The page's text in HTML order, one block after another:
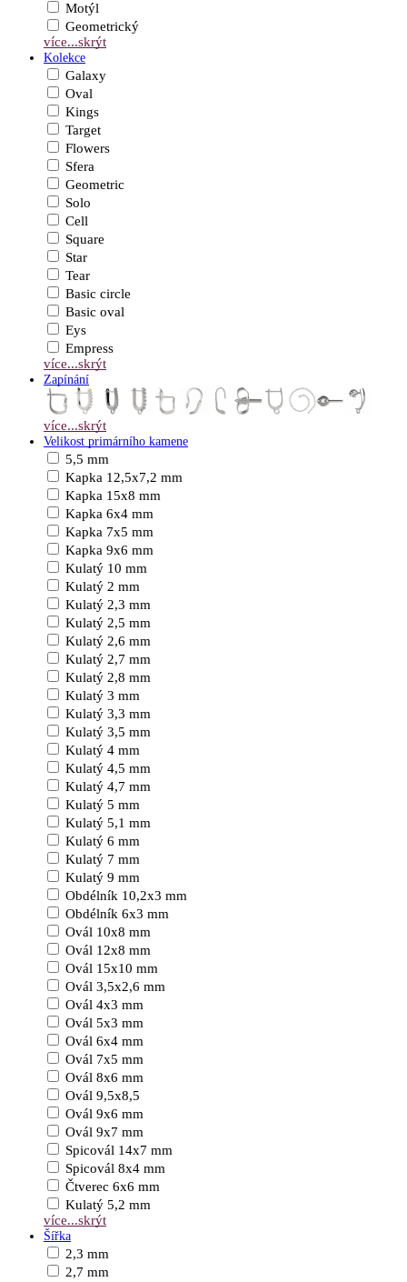
Motýl
Geometrický
více...skrýt
Kolekce
Galaxy
Oval
Kings
Target
Flowers
Sfera
Geometric
Solo
Cell
Square
Star
Tear
Basic circle
Basic oval
Eys
Empress
více...skrýt
Zapínání
více...skrýt
Velikost primárního kamene
5,5 mm
Kapka 12,5x7,2 mm
Kapka 15x8 mm
Kapka 6x4 mm
Kapka 7x5 mm
Kapka 9x6 mm
Kulatý 10 mm
Kulatý 2 mm
Kulatý 2,3 mm
Kulatý 2,5 mm
Kulatý 2,6 mm
Kulatý 2,7 mm
Kulatý 2,8 mm
Kulatý 3 mm
Kulatý 3,3 mm
Kulatý 3,5 mm
Kulatý 4 mm
Kulatý 4,5 mm
Kulatý 4,7 mm
Kulatý 5 mm
Kulatý 5,1 mm
Kulatý 6 mm
Kulatý 7 mm
Kulatý 9 mm
Obdélník 10,2x3 mm
Obdélník 6x3 mm
Ovál 10x8 mm
Ovál 12x8 mm
Ovál 15x10 mm
Ovál 3,5x2,6 mm
Ovál 4x3 mm
Ovál 5x3 mm
Ovál 6x4 mm
Ovál 7x5 mm
Ovál 8x6 mm
Ovál 9,5x8,5
Ovál 9x6 mm
Ovál 9x7 mm
Spicovál 14x7 mm
Spicovál 8x4 mm
Čtverec 6x6 mm
Kulatý 5,2 mm
více...skrýt
Šířka
2,3 mm
2,7 mm